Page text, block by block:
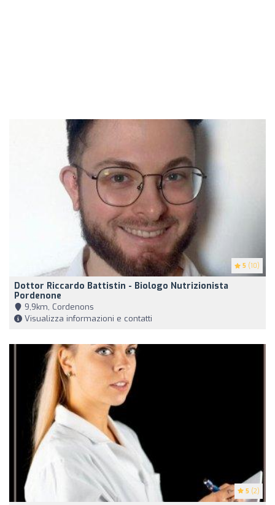
5 (10)
Dottor Riccardo Battistin - Biologo Nutrizionista
Pordenone
9,9km, Cordenons
Visualizza informazioni e contatti
5 (2)